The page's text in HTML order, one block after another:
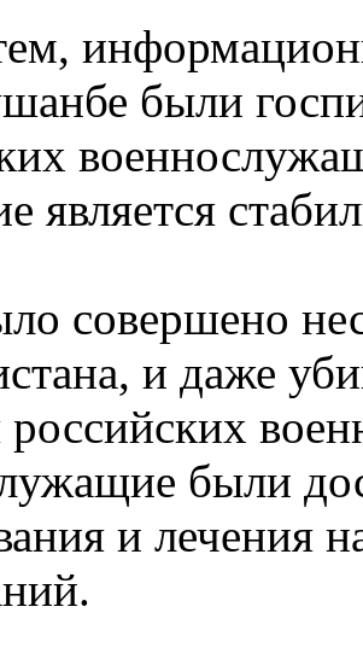
были
является
совершено
и даже
были
и лечения